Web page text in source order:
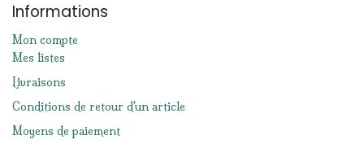
Informations
Mon compte
Mes listes
Livraisons
Conditions de retour d'un article
Moyens de paiement